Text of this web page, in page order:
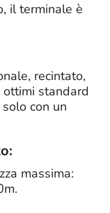
il terminale è
recintato,
standard
con un
massima: